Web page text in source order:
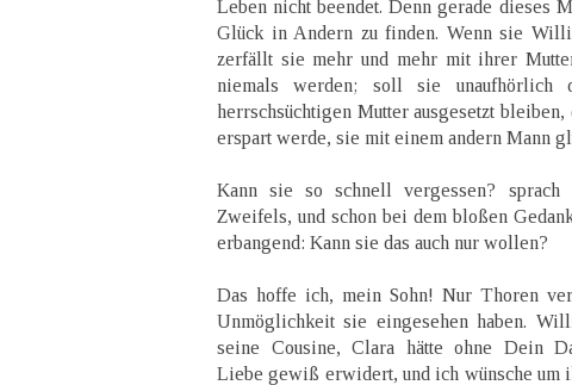
Leben nicht beendet. Denn gerade dieses
Glück in Andern zu finden. Wenn sie
zerfällt sie mehr und mehr mit ihrer
niemals werden; soll sie unaufhörlich
herrschsüchtigen Mutter ausgesetzt
erspart werde, sie mit einem andern Mann
Kann sie so schnell vergessen? sprach
Zweifels, und schon bei dem bloßen
erbangend: Kann sie das auch nur wollen?
Das hoffe ich, mein Sohn! Nur Thoren
Unmöglichkeit sie eingesehen haben.
seine Cousine, Clara hätte ohne Dein
Liebe gewiß erwidert, und ich wünsche um